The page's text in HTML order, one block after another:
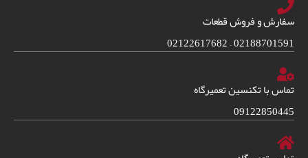
سفارش و فروش قطعات
02188701591 – 02122617682
تماس با تکنسین تعمیرگاه
09122850445